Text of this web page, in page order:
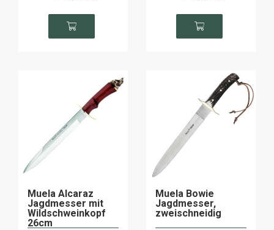
Muela Alcaraz
Jagdmesser mit
Wildschweinkopf
26cm
Muela Bowie
Jagdmesser,
zweischneidig